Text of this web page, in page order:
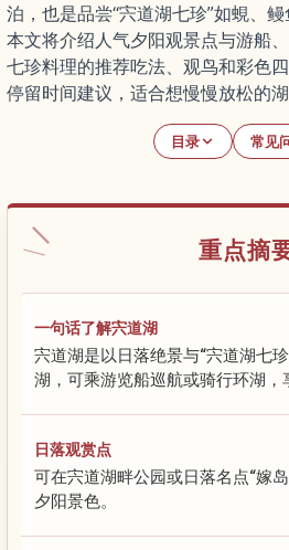
泊，也是品尝“宍道湖七珍”如蜆、鳗
本文将介绍人气夕阳观景点与游船
七珍料理的推荐吃法、观鸟和彩色
停留时间建议，适合想慢慢放松的湖
目录 常见
重点摘
一句话了解宍道湖
宍道湖是以日落绝景与“宍道湖七
湖，可乘游览船巡航或骑行环湖，
日落观赏点
可在宍道湖畔公园或日落名点“嫁
夕阳景色。